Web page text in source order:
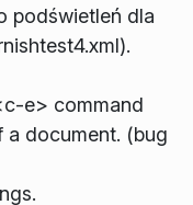
podświetleń dla
e> command
a document. (bug